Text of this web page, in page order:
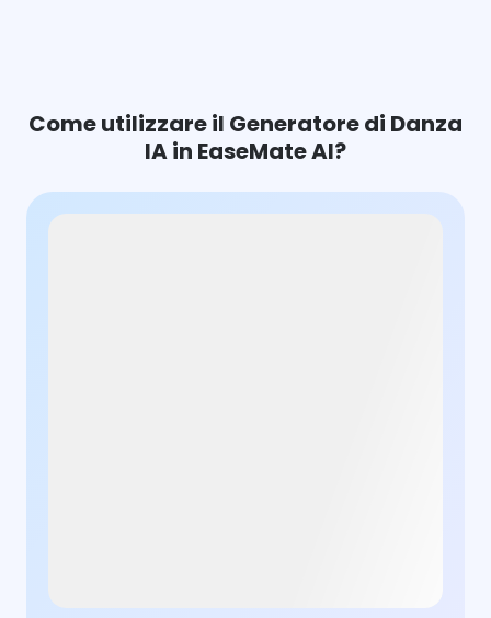
Come utilizzare il Generatore di Danza
IA in EaseMate AI?